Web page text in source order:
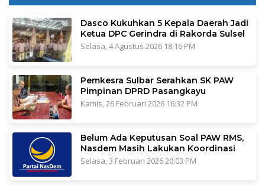
Dasco Kukuhkan 5 Kepala Daerah Jadi
Ketua DPC Gerindra di Rakorda Sulsel
Selasa, 4 Agustus 2026 18:16 PM
Pemkesra Sulbar Serahkan SK PAW
Pimpinan DPRD Pasangkayu
Kamis, 26 Februari 2026 16:32 PM
Belum Ada Keputusan Soal PAW RMS,
Nasdem Masih Lakukan Koordinasi
Selasa, 3 Februari 2026 20:03 PM